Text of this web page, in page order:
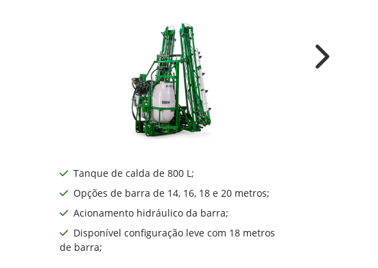
Tanque de calda de 800 L;
Opções de barra de 14, 16, 18 e 20 metros;
Acionamento hidráulico da barra;
Disponível configuração leve com 18 metros
de barra;
Next